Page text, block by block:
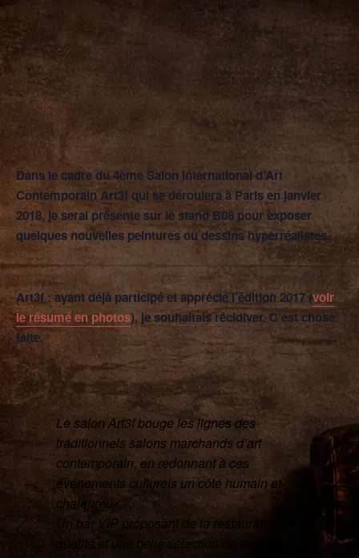
Dans le cadre du 4ème Salon International d’Art
Contemporain Art3fqui se déroulera à Paris en janvier
2018, je serai présente sur lestand B08 pour exposer
quelques nouvelles peintures ou dessins hyperréalistes.
Art3f : ayant déjà participé et apprécié l’édition 2017 (voir
le résumé en photos), je souhaitais récidiver. C’est chose
faite.
Le salon Art3f bouge les lignes des
traditionnels salons marchands d’art
contemporain, en redonnant à ces
événements culturels un côté humain et
chaleureux.
Un bar VIP proposant de la restauration de
qualité et une belle sélection de vins, une